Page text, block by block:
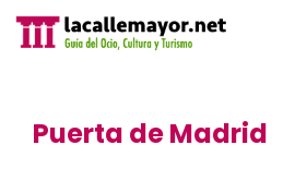
contenido
Puerta de Madrid